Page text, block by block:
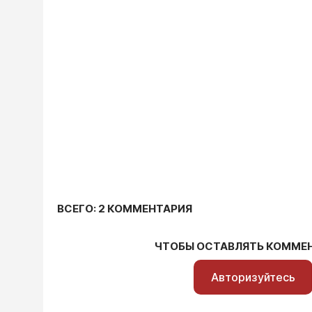
ВСЕГО: 2 КОММЕНТАРИЯ
ЧТОБЫ ОСТАВЛЯТЬ
Авторизуйтесь